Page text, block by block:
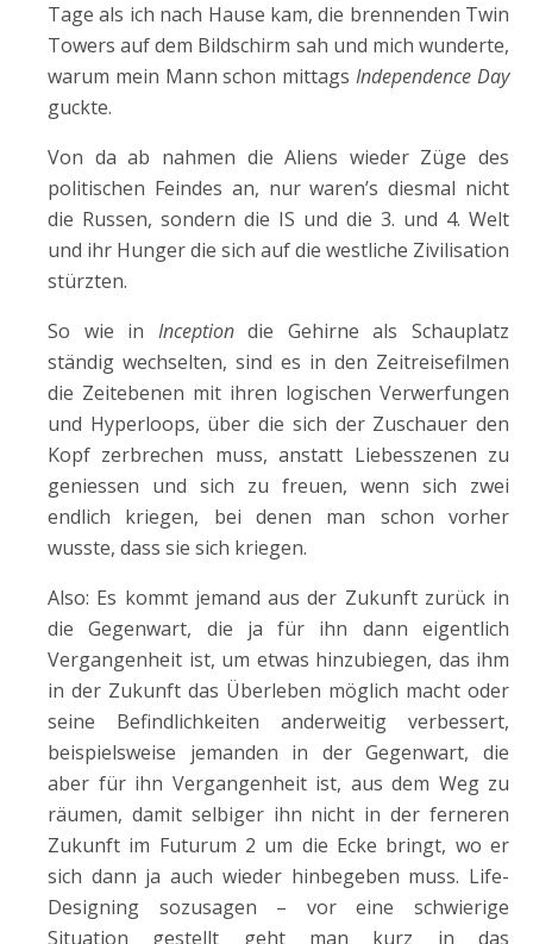
Tage als ich nach Hause kam, die brennenden Twin
Towers auf dem Bildschirm sah und mich wunderte,
warum mein Mann schon mittagsIndependence Day
guckte.
Von da ab nahmen die Aliens wieder Züge des
politischen Feindes an, nur waren’s diesmal nicht
die Russen, sondern die IS und die 3. und 4. Welt
und ihr Hunger die sich auf die westliche Zivilisation
stürzten.
So wie in Inceptiondie Gehirne als Schauplatz
ständig wechselten, sind es in den Zeitreisefilmen
die Zeitebenen mit ihren logischen Verwerfungen
und Hyperloops, über die sich der Zuschauer den
Kopf zerbrechen muss, anstatt Liebesszenen zu
geniessen und sich zu freuen, wenn sich zwei
endlich kriegen, bei denen man schon vorher
wusste, dass sie sich kriegen.
Also: Es kommt jemand aus der Zukunft zurück in
die Gegenwart, die ja für ihn dann eigentlich
Vergangenheit ist, um etwas hinzubiegen, das ihm
in der Zukunft das Überleben möglich macht oder
seine Befindlichkeiten anderweitig verbessert,
beispielsweise jemanden in der Gegenwart, die
aber für ihn Vergangenheit ist, aus dem Weg zu
räumen, damit selbiger ihn nicht in der ferneren
Zukunft im Futurum 2 um die Ecke bringt, wo er
sich dann ja auch wieder hinbegeben muss. Life-
Designing sozusagen – vor eine schwierige
Situation gestellt geht man kurz in das